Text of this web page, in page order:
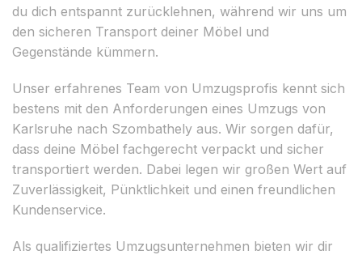
du dich entspannt zurücklehnen, während wir uns um
den sicheren Transport deiner Möbel und
Gegenstände kümmern.
Unser erfahrenes Team von Umzugsprofis kennt sich
bestens mit den Anforderungen eines Umzugs von
Karlsruhe nach Szombathely aus. Wir sorgen dafür,
dass deine Möbel fachgerecht verpackt und sicher
transportiert werden. Dabei legen wir großen Wert auf
Zuverlässigkeit, Pünktlichkeit und einen freundlichen
Kundenservice.
Als qualifiziertes Umzugsunternehmen bieten wir dir